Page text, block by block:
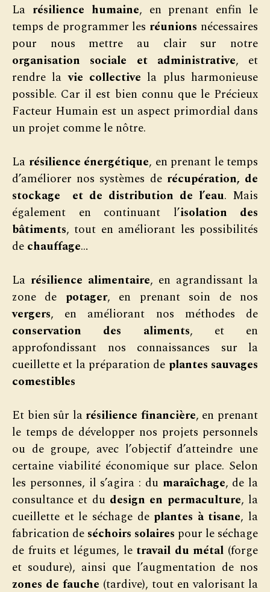
La résilience humaine, en prenant enfin le
temps de programmer les réunions nécessaires
pour nous mettre au clair sur notre
organisation sociale et administrative, et
rendre lavie collective la plus harmonieuse
possible. Car il est bien connu que le Précieux
Facteur Humain est un aspect primordial dans
un projet comme le nôtre.
La résilience énergétique, en prenant le temps
d’améliorer nos systèmes de récupération, de
stockage et de distribution de l’eau. Mais
également en continuant l’isolation des
bâtiments, tout en améliorant les possibilités
de chauffage…
La résilience alimentaire, en agrandissant la
zone de potager, en prenant soin de nos
vergers, en améliorant nos méthodes de
conservation des aliments, et en
approfondissant nos connaissances sur la
cueillette et la préparation de plantes sauvages
comestibles
Et bien sûr la résilience financière, en prenant
le temps de développer nos projets personnels
ou de groupe, avec l’objectif d’atteindre une
certaine viabilité économique sur place. Selon
les personnes, il s’agira : du maraîchage, de la
consultance et du design en permaculture, la
cueillette et le séchage de plantes à tisane, la
fabrication de séchoirs solaires pour le séchage
de fruits et légumes, letravail du métal (forge
et soudure), ainsi que l’augmentation de nos
zones de fauche (tardive), tout en valorisant la